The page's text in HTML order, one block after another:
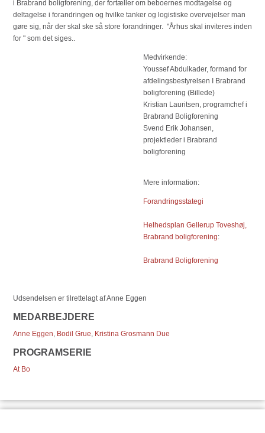
i Brabrand boligforening, der fortæller om beboernes modtagelse og
deltagelse i forandringen og hvilke tanker og logistiske overvejelser man
gøre sig, når der skal ske så store forandringer. "Århus skal inviteres inden
for " som det siges..
Medvirkende:
Youssef Abdulkader, formand for
afdelingsbestyrelsen I Brabrand
boligforening (Billede)
Kristian Lauritsen, programchef i
Brabrand Boligforening
Svend Erik Johansen,
projektleder i Brabrand
boligforening
Mere information:
Forandringsstategi
Helhedsplan Gellerup Toveshøj,
Brabrand boligforening:
Brabrand Boligforening
Udsendelsen er tilrettelagt af Anne Eggen
MEDARBEJDERE
Anne Eggen, Bodil Grue, Kristina Grosmann Due
PROGRAMSERIE
At Bo